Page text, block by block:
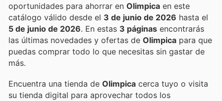
oportunidades para ahorrar en Olimpica en este
catálogo válido desde el 3 de junio de 2026 hasta el
5 de junio de 2026 . En estas 3 páginas encontrarás
las últimas novedades y ofertas de Olimpica para que
puedas comprar todo lo que necesitas sin gastar de
más.
Encuentra una tienda de Olimpica cerca tuyo o visita
su tienda digital para aprovechar todos los